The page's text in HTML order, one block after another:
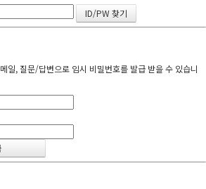
일, 질문/답변으로 임시 비밀번호를 발급 받을 수 있습니